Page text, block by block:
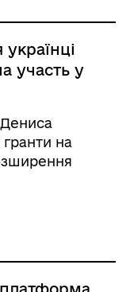
участь у
на